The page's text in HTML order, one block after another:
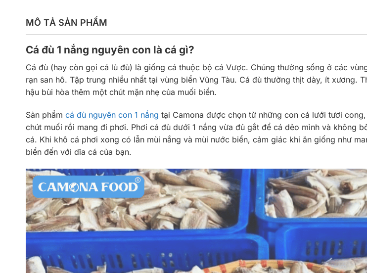
MÔ TẢ SẢN PHẨM
Cá đù 1 nắng nguyên con là cá gì?
Cá đù (hay còn gọi cá lù đù) là giống cá thuộc bộ cá Vược. Chúng thường sống ở các
rạn san hô. Tập trung nhiều nhất tại vùng biển Vũng Tàu. Cá đù thường thịt dày, ít xương.
hậu bùi hòa thêm một chút mặn nhẹ của muối biển.
Sản phẩm cá đù nguyên con 1 nắng tại Camona được chọn từ những con cá lưới tươi
chút muối rồi mang đi phơi. Phơi cá đù dưới 1 nắng vừa đủ gắt để cá dẻo mình và không
cá. Khi khô cá phơi xong có lẫn mùi nắng và mùi nước biển, cảm giác khi ăn giống như
biển đến với dĩa cá của bạn.